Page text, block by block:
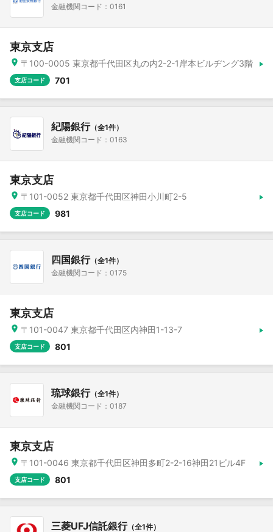
金融機関コード：0161
東京支店
〒100-0005 東京都千代田区丸の内2-2-1岸本ビルヂング3階
支店コード 701
紀陽銀行（全1件）
金融機関コード：0163
東京支店
〒101-0052 東京都千代田区神田小川町2-5
支店コード 981
四国銀行（全1件）
金融機関コード：0175
東京支店
〒101-0047 東京都千代田区内神田1-13-7
支店コード 801
琉球銀行（全1件）
金融機関コード：0187
東京支店
〒101-0046 東京都千代田区神田多町2-2-16神田21ビル4F
支店コード 801
三菱UFJ信託銀行（全1件）